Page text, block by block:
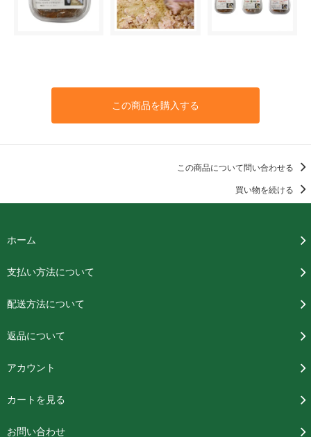
この商品を購入する
この商品について問い合わせる
買い物を続ける
ホーム
支払い方法について
配送方法について
返品について
アカウント
カートを見る
お問い合わせ